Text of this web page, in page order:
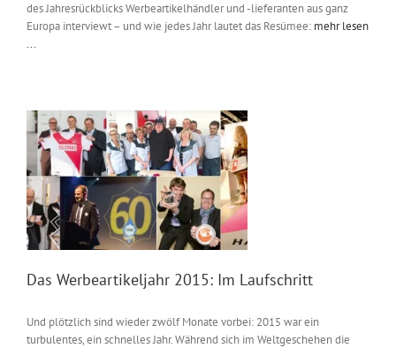
des Jahresrückblicks Werbeartikelhändler und -lieferanten aus ganz
Europa interviewt – und wie jedes Jahr lautet das Resümee: mehr lesen
...
Das Werbeartikeljahr 2015: Im Laufschritt
Und plötzlich sind wieder zwölf Monate vorbei: 2015 war ein
turbulentes, ein schnelles Jahr. Während sich im Weltgeschehen die